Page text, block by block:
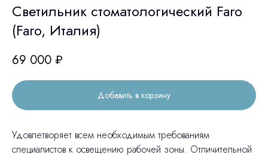
Светильник стоматологический Faro
(Faro, Италия)
69 000 ₽
Добавить в корзину
Удовлетворяет всем необходимым требованиям
специалистов к освещению рабочей зоны. Отличительной